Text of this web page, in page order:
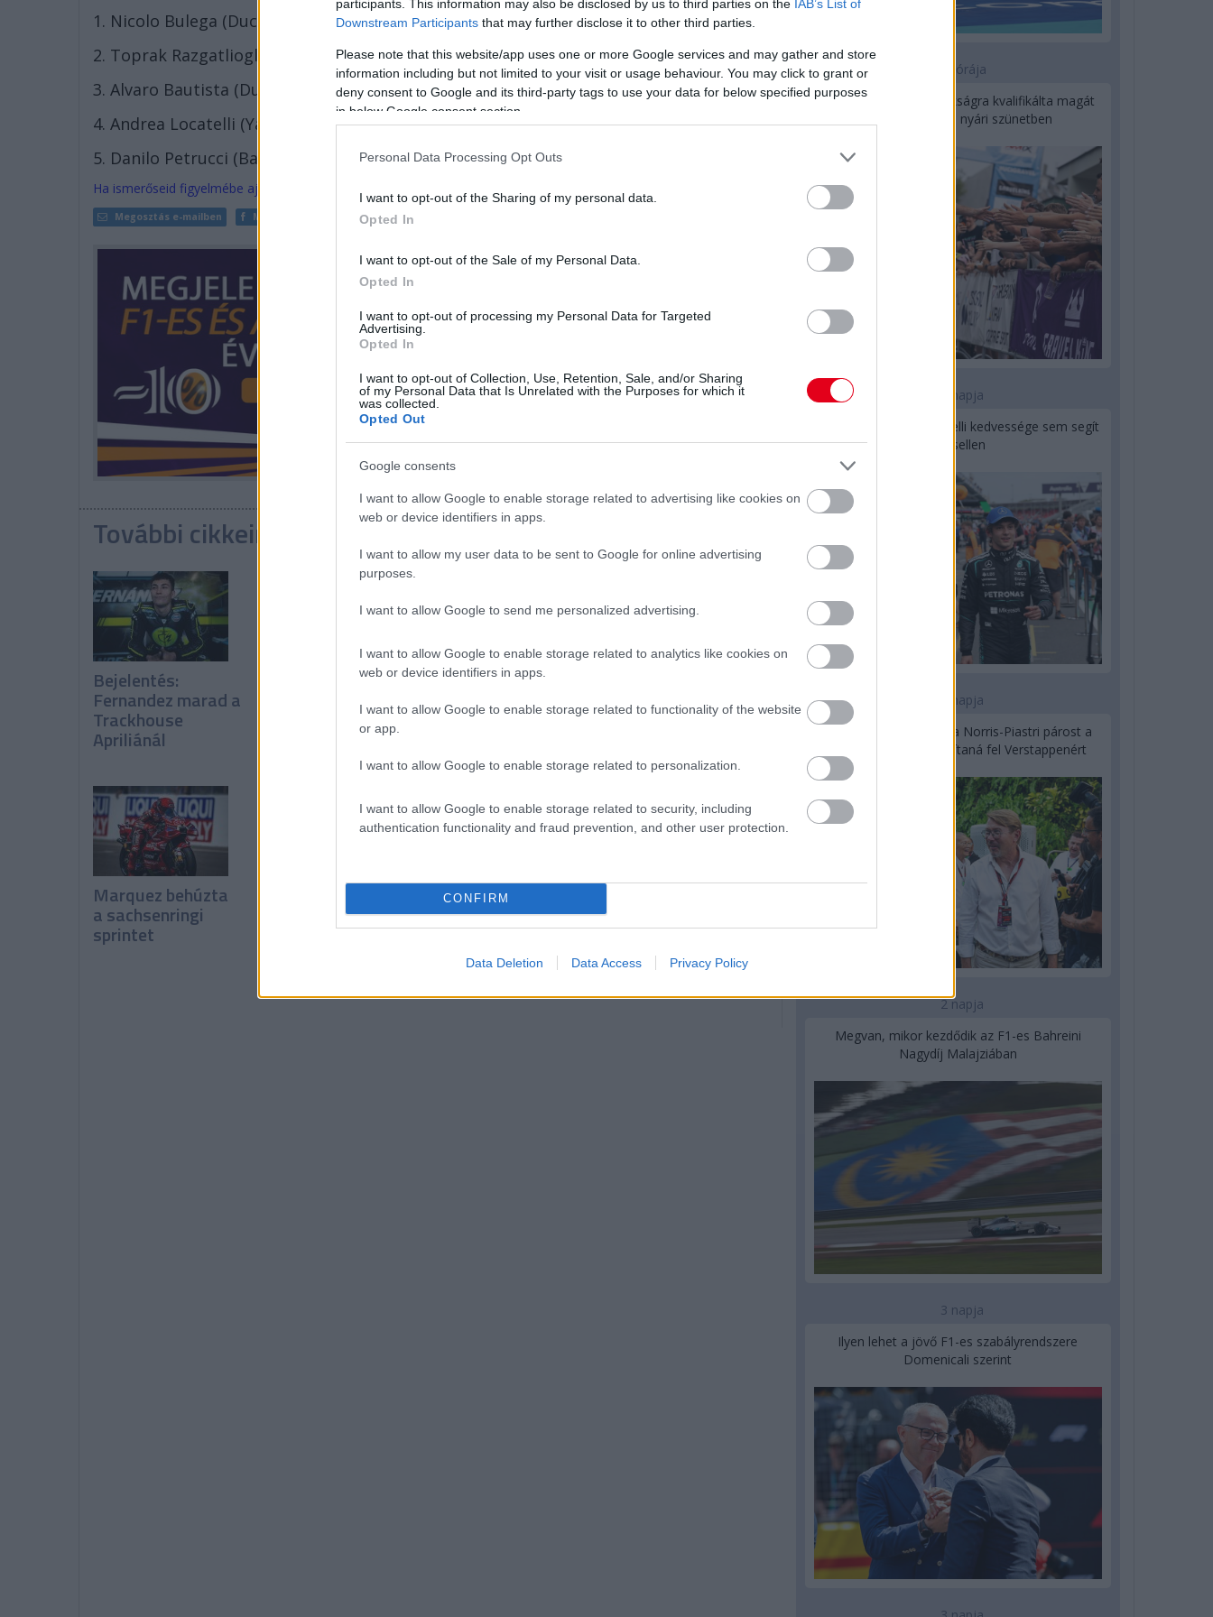
participants. This information may also be disclosed by us to third parties on the IAB’s List of
Downstream Participants that may further disclose it to other third parties.
Please note that this website/app uses one or more Google services and may gather and store
information including but not limited to your visit or usage behaviour. You may click to grant or
deny consent to Google and its third-party tags to use your data for below specified purposes
in below Google consent section.
Personal Data Processing Opt Outs
I want to opt-out of the Sharing of my personal data.
Opted In
I want to opt-out of the Sale of my Personal Data.
Opted In
I want to opt-out of processing my Personal Data for Targeted
Advertising.
Opted In
I want to opt-out of Collection, Use, Retention, Sale, and/or Sharing
of my Personal Data that Is Unrelated with the Purposes for which it
was collected.
Opted Out
Google consents
I want to allow Google to enable storage related to advertising like cookies on
web or device identifiers in apps.
I want to allow my user data to be sent to Google for online advertising
purposes.
I want to allow Google to send me personalized advertising.
I want to allow Google to enable storage related to analytics like cookies on
web or device identifiers in apps.
I want to allow Google to enable storage related to functionality of the website
or app.
I want to allow Google to enable storage related to personalization.
I want to allow Google to enable storage related to security, including
authentication functionality and fraud prevention, and other user protection.
CONFIRM
Data Deletion Data Access Privacy Policy
1. Nicolo Bulega (Ducati) 198 pont
2. Toprak Razgatlioglu (BMW) 164 pont
3. Alvaro Bautista (Ducati) 125 pont
4. Andrea Locatelli (Yamaha) 118 pont
5. Danilo Petrucci (Barni Ducati) 107 pont
Ha ismerőseid figyelmébe ajánlanád a cikket, megteheted az alábbi gombokkal:
Megosztás e-mailben Megosztás Facebookon
További cikkeink a témában
Bejelentés:
Fernandez marad a
Trackhouse
Apriliánál
Quartararo és
Alonso a Hondánál
Marquez és Ogura
is kimondta: vb-
esélyesek, ha…
alkalommal nyert
a Sachsenringen
Marquez behúzta
a sachsenringi
sprintet
Marquez a pole-
ban, Bezzecchi
megint bukott
Bejelentés: Alex
Marquez és Di
Giannantonio a
KTM-nél folytatja
Ducatinál
12 órája
Kerékpáros világbajnokságra kvalifikálta magát
Bottas az F1-es nyári szünetben
1 napja
Montoya szerint Antonelli kedvessége sem segít
Russellen
2 napja
Hakkinen megtartaná a Norris-Piastri párost a
McLarennél, nem borítaná fel Verstappenért
2 napja
Megvan, mikor kezdődik az F1-es Bahreini
Nagydíj Malajziában
3 napja
Ilyen lehet a jövő F1-es szabályrendszere
Domenicali szerint